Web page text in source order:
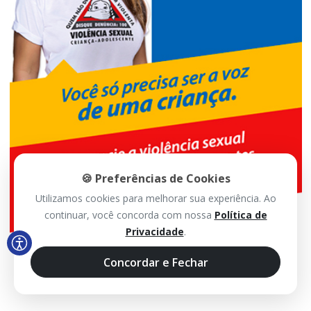
🍪 Preferências de Cookies
Utilizamos cookies para melhorar sua experiência. Ao
continuar, você concorda com nossa Política de
Privacidade.
Concordar e Fechar